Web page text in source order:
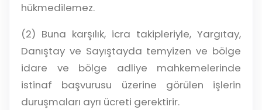
hükmedilemez.
(2) Buna karşılık, icra takipleriyle, Yargıtay,
Danıştay ve Sayıştayda temyizen ve bölge
idare ve bölge adliye mahkemelerinde
istinaf başvurusu üzerine görülen işlerin
duruşmaları ayrı ücreti gerektirir.